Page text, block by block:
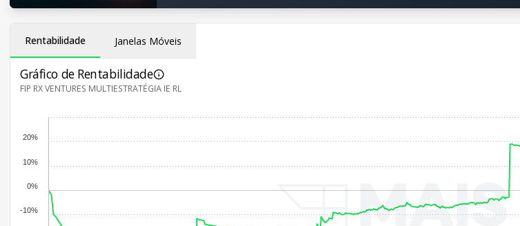
Rentabilidade Janelas Móveis
Gráfico de Rentabilidade
FIP RX VENTURES MULTIESTRATÉGIA IE RL
-10%
0%
10%
20%